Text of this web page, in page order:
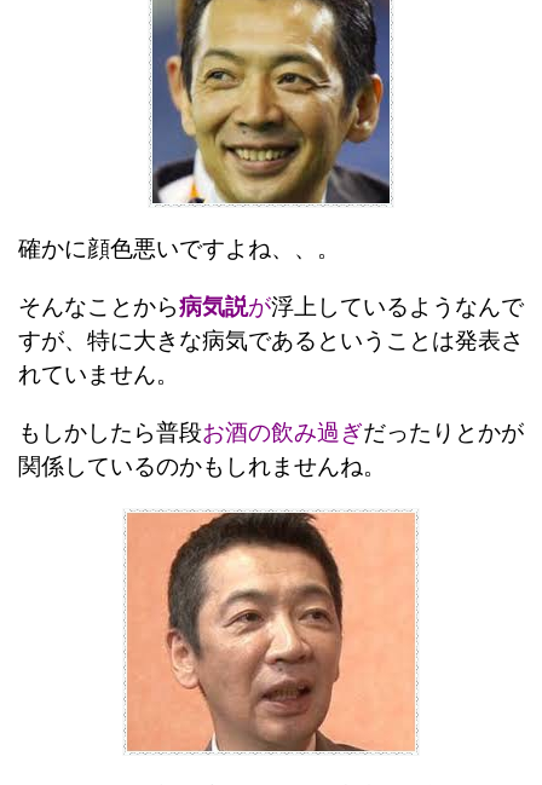
確かに顔色悪いですよね、、。
そんなことから病気説が浮上しているようなんで
すが、特に大きな病気であるということは発表さ
れていません。
もしかしたら普段お酒の飲み過ぎだったりとかが
関係しているのかもしれませんね。